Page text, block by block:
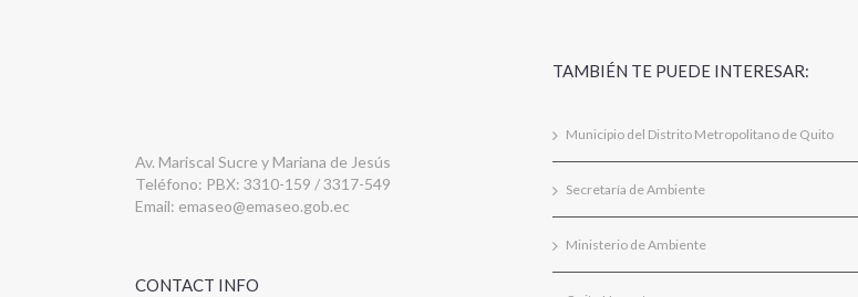
Av. Mariscal Sucre y Mariana de Jesús
Teléfono: PBX: 3310-159 / 3317-549
Email: emaseo@emaseo.gob.ec
CONTACT INFO
TAMBIÉN TE PUEDE INTERESAR:
Municipio del Distrito Metropolitano de Quito
Secretaría de Ambiente
Ministerio de Ambiente